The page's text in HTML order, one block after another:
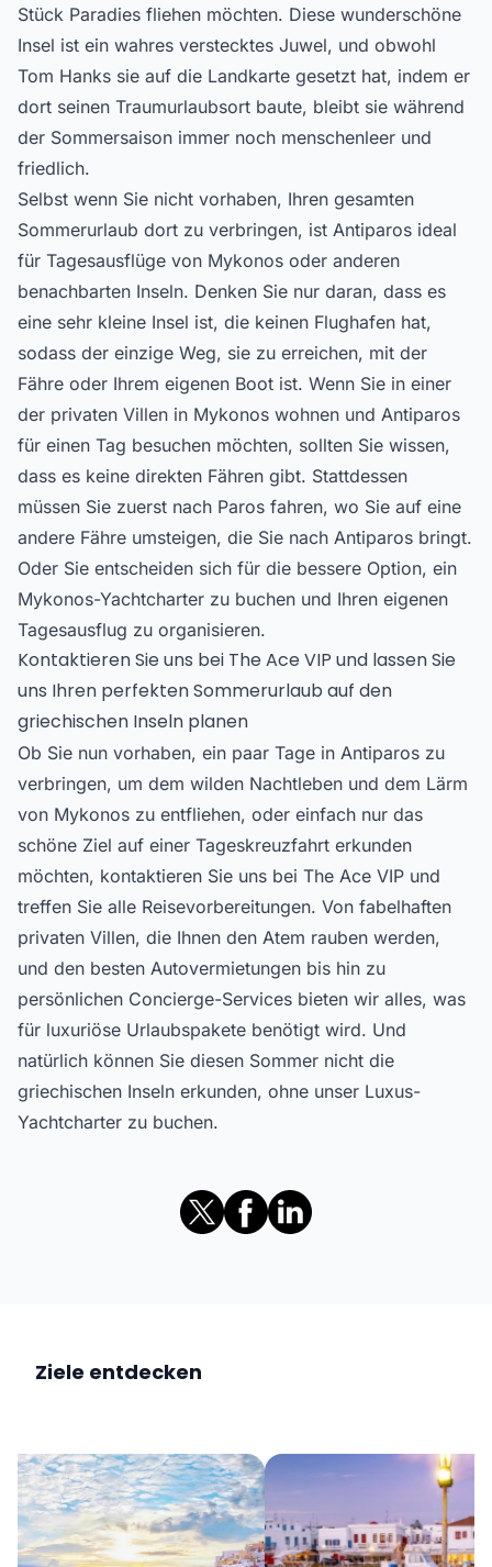
Stück Paradies fliehen möchten. Diese wunderschöne
Insel ist ein wahres verstecktes Juwel, und obwohl
Tom Hanks sie auf die Landkarte gesetzt hat, indem er
dort seinen Traumurlaubsort baute, bleibt sie während
der Sommersaison immer noch menschenleer und
friedlich.
Selbst wenn Sie nicht vorhaben, Ihren gesamten
Sommerurlaub dort zu verbringen, ist Antiparos ideal
für Tagesausflüge von Mykonos oder anderen
benachbarten Inseln. Denken Sie nur daran, dass es
eine sehr kleine Insel ist, die keinen Flughafen hat,
sodass der einzige Weg, sie zu erreichen, mit der
Fähre oder Ihrem eigenen Boot ist. Wenn Sie in einer
der privaten Villen in Mykonos wohnen und Antiparos
für einen Tag besuchen möchten, sollten Sie wissen,
dass es keine direkten Fähren gibt. Stattdessen
müssen Sie zuerst nach Paros fahren, wo Sie auf eine
andere Fähre umsteigen, die Sie nach Antiparos bringt.
Oder Sie entscheiden sich für die bessere Option, ein
Mykonos-Yachtcharter zu buchen und Ihren eigenen
Tagesausflug zu organisieren.
Kontaktieren Sie uns bei The Ace VIP und lassen Sie
uns Ihren perfekten Sommerurlaub auf den
griechischen Inseln planen
Ob Sie nun vorhaben, ein paar Tage in Antiparos zu
verbringen, um dem wilden Nachtleben und dem Lärm
von Mykonos zu entfliehen, oder einfach nur das
schöne Ziel auf einer Tageskreuzfahrt erkunden
möchten, kontaktieren Sie uns bei The Ace VIP und
treffen Sie alle Reisevorbereitungen. Von fabelhaften
privaten Villen, die Ihnen den Atem rauben werden,
und den besten Autovermietungen bis hin zu
persönlichen Concierge-Services bieten wir alles, was
für luxuriöse Urlaubspakete benötigt wird. Und
natürlich können Sie diesen Sommer nicht die
griechischen Inseln erkunden, ohne unser Luxus-
Yachtcharter zu buchen.
Ziele entdecken